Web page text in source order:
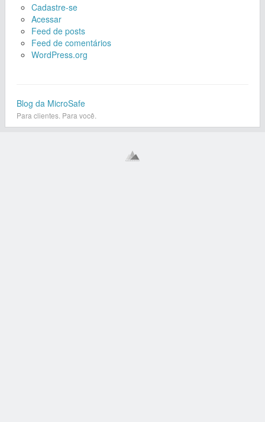
Cadastre-se
Acessar
Feed de posts
Feed de comentários
WordPress.org
Blog da MicroSafe
Para clientes. Para você.